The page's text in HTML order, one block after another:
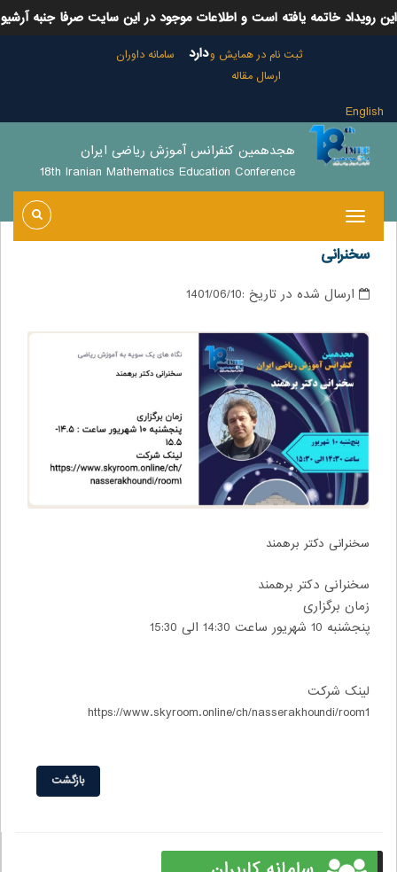
این رویداد خاتمه یافته است و اطلاعات موجود در این سایت صرفا جنبه آرشیو
داردثبت نام در همایش و
ارسال مقاله
سامانه داوران
English
هجدهمین کنفرانس آموزش ریاضی ایران
18th Iranian Mathematics Education Conference
سخنرانی
ارسال شده در تاریخ :1401/06/10
سخنرانی دکتر برهمند
سخنرانی دکتر برهمند
زمان برگزاری
پنجشنبه 10 شهریور ساعت 14:30 الی 15:30
لینک شرکت
https://www.skyroom.online/ch/nasserakhoundi/room1
بازگشت